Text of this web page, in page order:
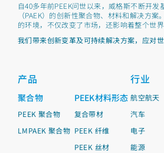
自40多年前PEEK问世以来，威格斯不断开发
（PAEK）的创新性聚合物、材料和解决方
的环境，不仅改变了市场，还影响着整个世界
我们带来创新变革及可持续解决方案，应对世
产品
聚合物
PEEK 聚合物
LMPAEK 聚合物
PEEK材料形态
复合带材
PEEK 纤维
PEEK 丝材
行业
航空航天
汽车
电子
能源